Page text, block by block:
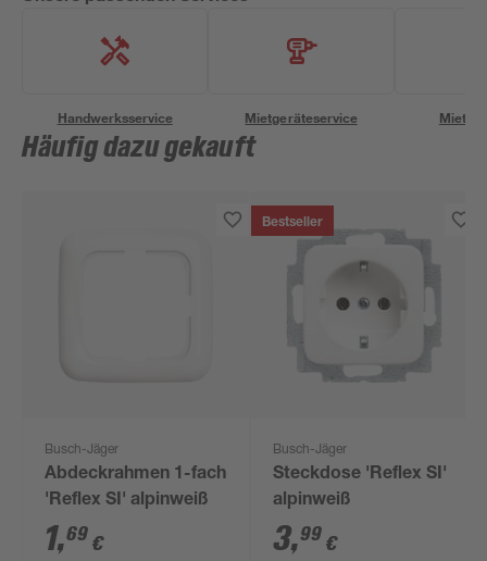
Handwerksservice Mietgeräteservice
Häufig dazu gekauft
Busch-Jäger
Abdeckrahmen 1-fach
'Reflex SI' alpinweiß
1,69 €
Bestseller
Busch-Jäger
Steckdose 'Reflex SI'
alpinweiß
3,99 €